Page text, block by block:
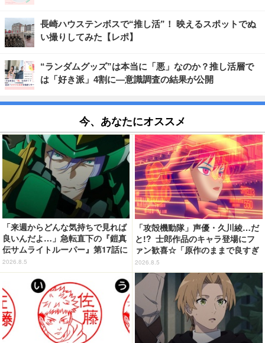
長崎ハウステンボスで“推し活”！ 映えるスポットでぬ
い撮りしてみた【レポ】
“ランダムグッズ”は本当に「悪」なのか？推し活層で
は「好き派」4割に―意識調査の結果が公開
今、あなたにオススメ
「来週からどんな気持ちで見れば
良いんだよ…」急転直下の『鎧真
伝サムライトルーパー』第17話に
感情の追いつかない視聴者が続
出…【ネタバレあり反応まとめ】
2026.8.5
「攻殻機動隊」声優・久川綾…だ
と!? 士郎作品のキャラ登場にフ
ァン歓喜☆「原作のままで良すぎ
るな」「脳の処理が追いつかない
よお」…第5話【ネタバレあり反
応まとめ】
2026.8.5